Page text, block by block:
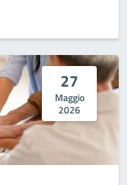
27
Maggio
2026